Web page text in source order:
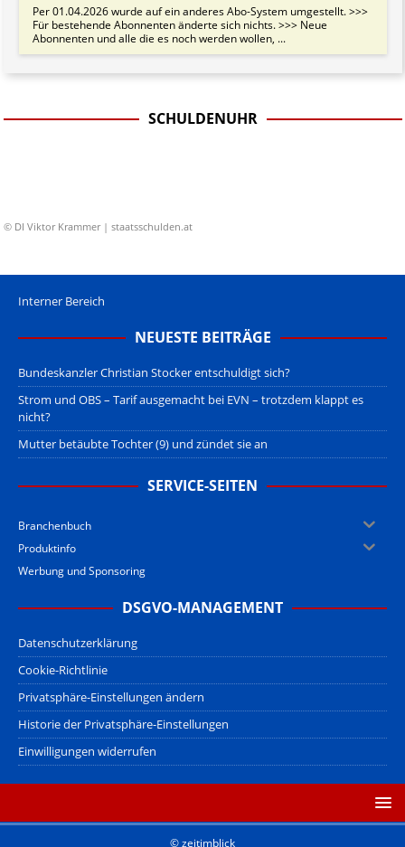
Per 01.04.2026 wurde auf ein anderes Abo-System umgestellt. >>>
Für bestehende Abonnenten änderte sich nichts. >>> Neue
Abonnenten und alle die es noch werden wollen, ...
SCHULDENUHR
© DI Viktor Krammer | staatsschulden.at
Interner Bereich
NEUESTE BEITRÄGE
Bundeskanzler Christian Stocker entschuldigt sich?
Strom und OBS – Tarif ausgemacht bei EVN – trotzdem klappt es
nicht?
Mutter betäubte Tochter (9) und zündet sie an
SERVICE-SEITEN
Branchenbuch
Produktinfo
Werbung und Sponsoring
DSGVO-MANAGEMENT
Datenschutzerklärung
Cookie-Richtlinie
Privatsphäre-Einstellungen ändern
Historie der Privatsphäre-Einstellungen
Einwilligungen widerrufen
© zeitimblick